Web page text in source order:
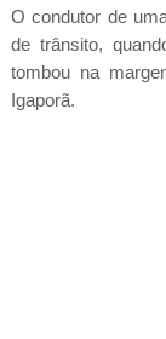
O condutor de
de trânsito,
tombou na
Igaporã.